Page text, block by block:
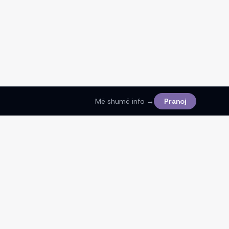
Më shumë info → Pranoj